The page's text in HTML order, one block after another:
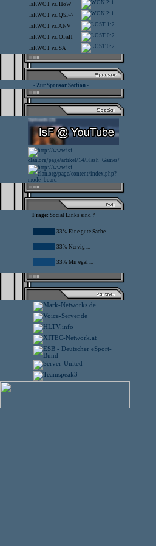
IsF.WOT vs. HoW 2:1
IsF.WOT vs. QSF-7 2:1
IsF.WOT vs.ANV 1:2
IsF.WOT vs. OFaH 0:2
IsF.WOT vs. SA 0:2
- Zur Sponsor Section -
Frage: Social Links sind ?
33% Eine gute Sache ...
33% Nervig ...
33% Mir egal ...